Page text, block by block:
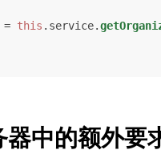
this . service.
器中的额外要